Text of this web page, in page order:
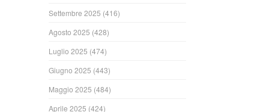
Settembre 2025 (416)
Agosto 2025 (428)
Luglio 2025 (474)
Giugno 2025 (443)
Maggio 2025 (484)
Aprile 2025 (424)